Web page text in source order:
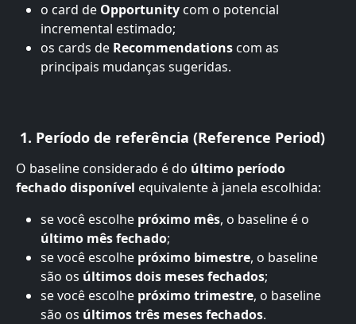
o card de Opportunity com o potencial
incremental estimado;
os cards de Recommendations com as
principais mudanças sugeridas.
1. Período de referência (Reference Period)
O baseline considerado é do último período
fechado disponível equivalente à janela escolhida:
se você escolhe próximo mês, o baseline é o
último mês fechado;
se você escolhe próximo bimestre, o baseline
são os últimos dois meses fechados;
se você escolhe próximo trimestre, o baseline
são os últimos três meses fechados.